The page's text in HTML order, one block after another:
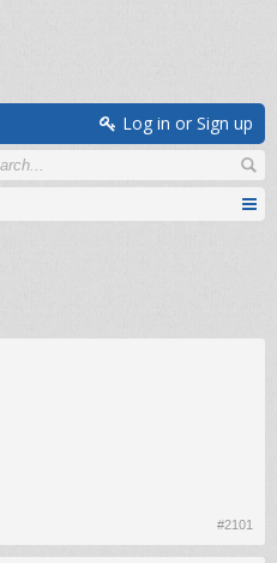
Log in or Sign up
#2101